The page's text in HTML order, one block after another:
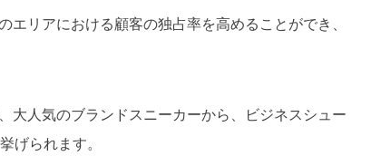
リアにおける顧客の独占率を高めることができ、
大人気のブランドスニーカーから、ビジネスシュー
げられます。